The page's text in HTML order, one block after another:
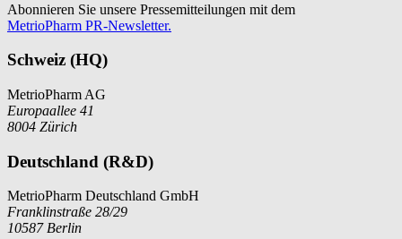
Abonnieren Sie unsere Pressemitteilungen mit dem
MetrioPharm PR-Newsletter.
Schweiz (HQ)
MetrioPharm AG
Europaallee 41
8004 Zürich
Deutschland (R&D)
MetrioPharm Deutschland GmbH
Franklinstraße 28/29
10587 Berlin